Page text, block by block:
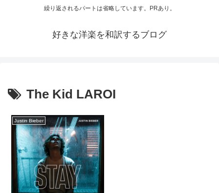
繰り返されるパートは省略しています。PRあり。
好きな洋楽を和訳するブログ
The Kid LAROI
Justin Bieber